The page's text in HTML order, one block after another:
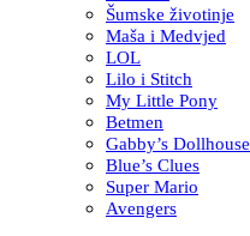
Šumske životinje
Maša i Medvjed
LOL
Lilo i Stitch
My Little Pony
Betmen
Gabby’s Dollhouse
Blue’s Clues
Super Mario
Avengers